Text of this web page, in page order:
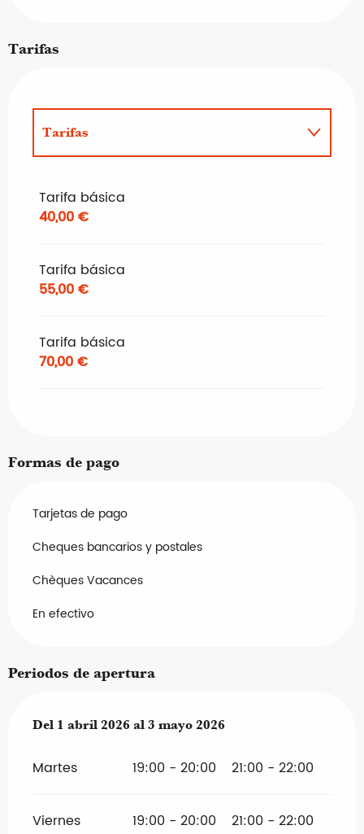
Tarifas
Tarifas
Tarifa básica
40,00 €
Tarifa básica
55,00 €
Tarifa básica
70,00 €
Formas de pago
Tarjetas de pago
Cheques bancarios y postales
Chèques Vacances
En efectivo
Periodos de apertura
Del 1 abril 2026 al 3 mayo 2026
Del 1 abril 2026 al 3 mayo 2026
Martes 19:00 - 20:00 21:00 - 22:00
Viernes 19:00 - 20:00 21:00 - 22:00